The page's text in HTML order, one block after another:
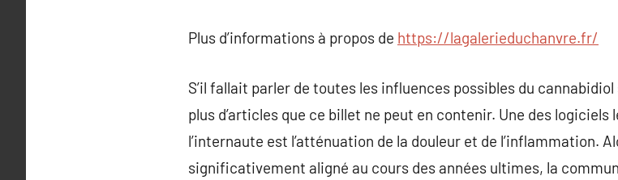
Plus d’informations à propos de https://lagalerieduchanvre.fr/
S’il fallait parler de toutes les influences possibles du
plus d’articles que ce billet ne peut en contenir. Une des logiciels
l’internaute est l’atténuation de la douleur et de l’inflammation.
significativement aligné au cours des années ultimes, la